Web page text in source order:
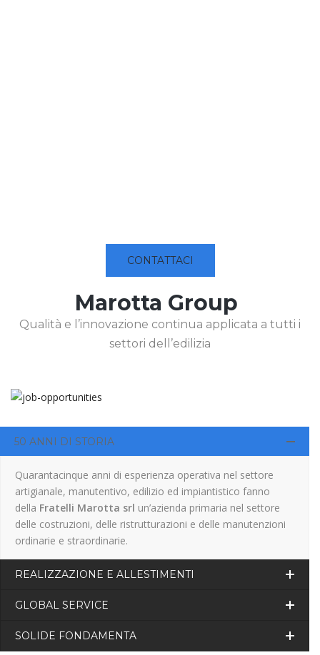
CONTATTACI
Marotta Group
Qualità e l’innovazione continua applicata a tutti i
settori dell’edilizia
50 ANNI DI STORIA
Quarantacinque anni di esperienza operativa nel settore
artigianale, manutentivo, edilizio ed impiantistico fanno
della Fratelli Marotta srl un’azienda primaria nel settore
delle costruzioni, delle ristrutturazioni e delle manutenzioni
ordinarie e straordinarie.
REALIZZAZIONE E ALLESTIMENTI
GLOBAL SERVICE
SOLIDE FONDAMENTA